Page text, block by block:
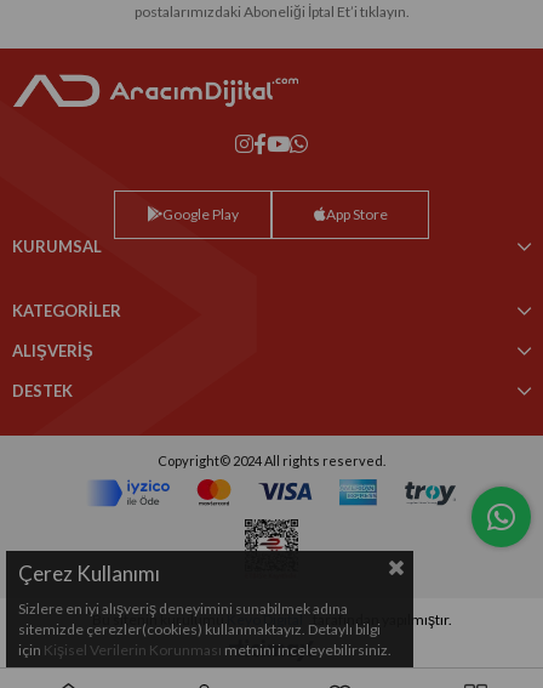
postalarımızdaki Aboneliği İptal Et’i tıklayın.
Google Play App Store
KURUMSAL
KATEGORİLER
ALIŞVERİŞ
DESTEK
Copyright© 2024 All rights reserved.
Bu sitenin kurulumu Keyo Digital tarafından yapılmıştır.
Çerez Kullanımı
Sizlere en iyi alışveriş deneyimini sunabilmek adına
sitemizde çerezler(cookies) kullanmaktayız. Detaylı bilgi
için Kişisel Verilerin Korunması metnini inceleyebilirsiniz.